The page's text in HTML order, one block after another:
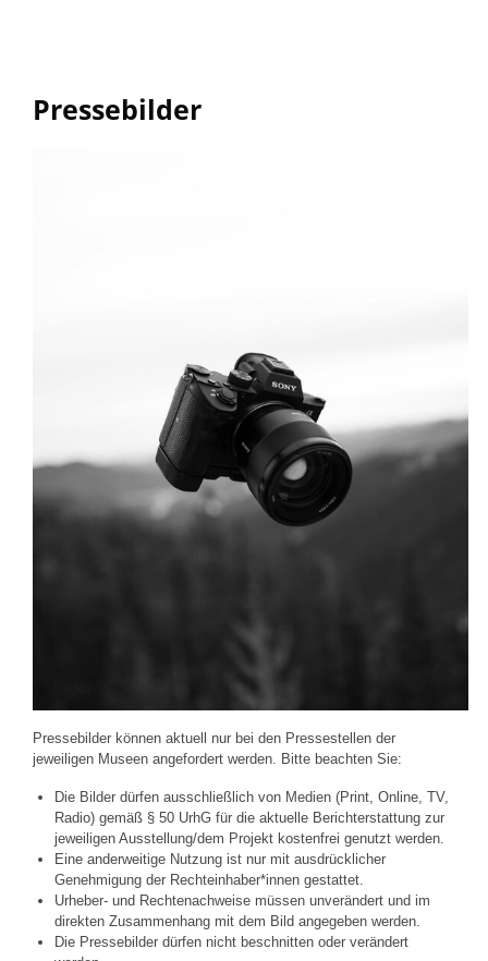
Pressebilder
Pressebilder können aktuell nur bei den Pressestellen der
jeweiligen Museen angefordert werden. Bitte beachten Sie:
Die Bilder dürfen ausschließlich von Medien (Print, Online, TV,
Radio) gemäß § 50 UrhG für die aktuelle Berichterstattung zur
jeweiligen Ausstellung/dem Projekt kostenfrei genutzt werden.
Eine anderweitige Nutzung ist nur mit ausdrücklicher
Genehmigung der Rechteinhaber*innen gestattet.
Urheber- und Rechtenachweise müssen unverändert und im
direkten Zusammenhang mit dem Bild angegeben werden.
Die Pressebilder dürfen nicht beschnitten oder verändert